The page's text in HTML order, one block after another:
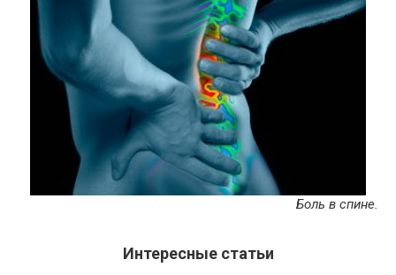
Боль в спине.
Интересные статьи